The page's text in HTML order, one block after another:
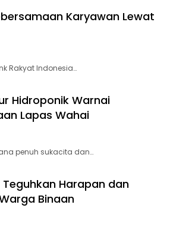
Karyawan Lewat
Rakyat Indonesia…
Hidroponik Warnai
Lapas Wahai
penuh sukacita dan…
Harapan dan
Binaan